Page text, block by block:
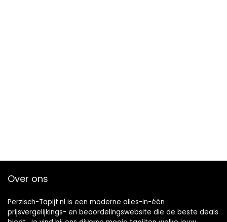
Over ons
Perzisch-Tapijt.nl is een moderne alles-in-één
prijsvergelijkings- en beoordelingswebsite die de beste deals